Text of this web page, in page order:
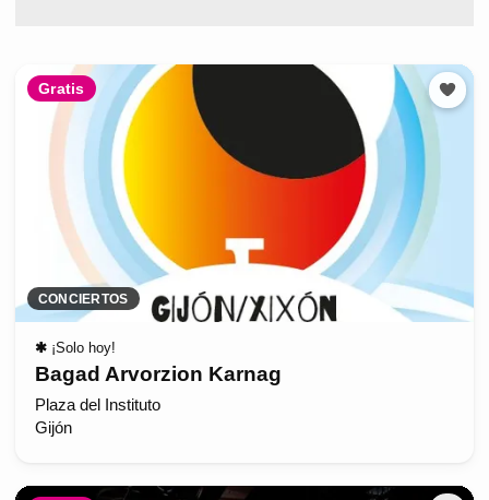
Gratis
CONCIERTOS
✱ ¡Solo hoy!
Bagad Arvorzion Karnag
Plaza del Instituto
Gijón